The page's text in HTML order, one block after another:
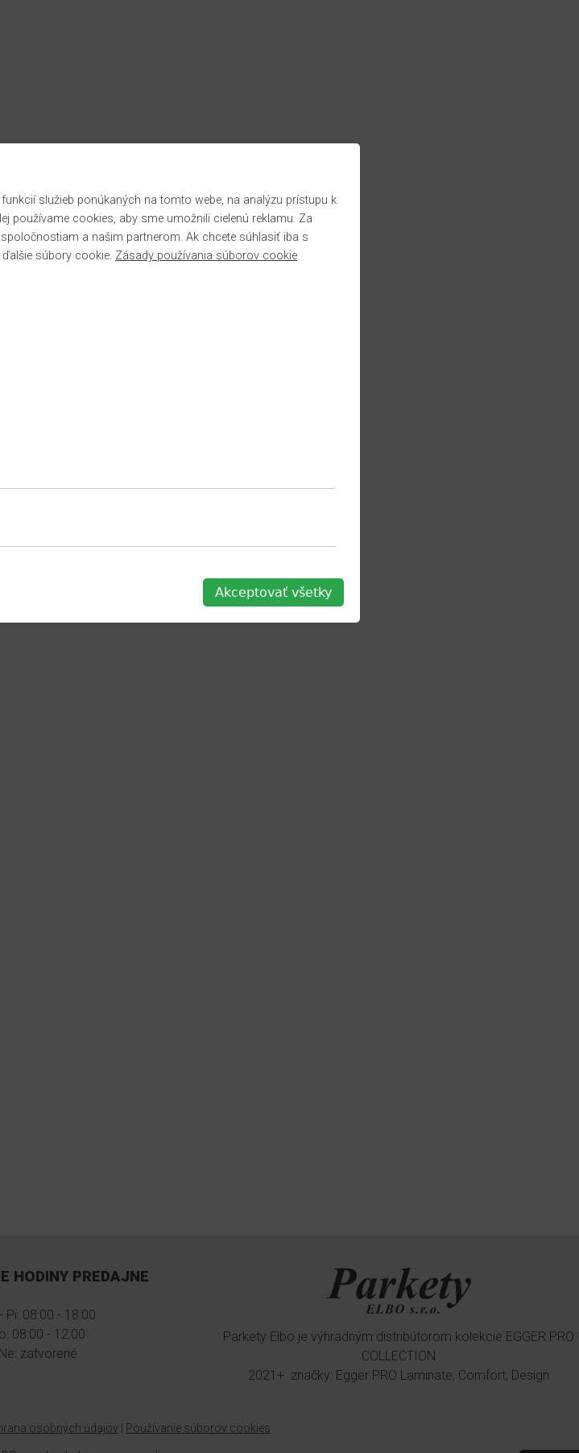
HODINY PREDAJNE
Pi: 08:00 - 18:00
08:00 - 12:00
Ne: zatvorené
Parkety Elbo je výhradným distribútorom kolekcie EGGER PRO
COLLECTION
2021+ značky: Egger PRO Laminate, Comfort, Design
osobných údajov Používanie súborov cookies
služieb ponúkaných na tomto webe, na analýzu prístupu k
používame cookies, aby sme umožnili cielenú reklamu. Za
a našim partnerom. Ak chcete súhlasiť iba s
súbory cookie. Zásady používania súborov cookie
Akceptovať všetky